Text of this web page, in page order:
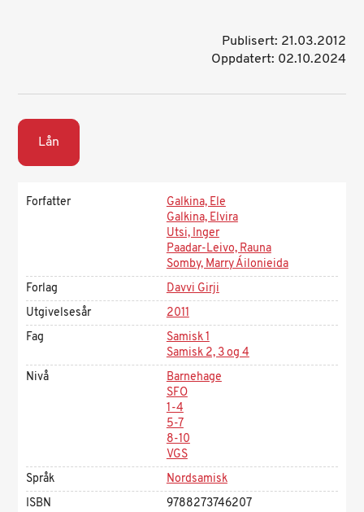
Publisert: 21.03.2012
Oppdatert: 02.10.2024
Lån
Forfatter
Galkina, Ele
Galkina, Elvira
Utsi, Inger
Paadar-Leivo, Rauna
Somby, Marry Áilonieida
Forlag
Davvi Girji
Utgivelsesår
2011
Fag
Samisk 1
Samisk 2, 3 og 4
Nivå
Barnehage
SFO
1-4
5-7
8-10
VGS
Språk
Nordsamisk
ISBN
9788273746207